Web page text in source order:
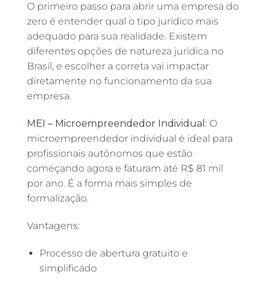
O primeiro passo para abrir uma empresa do
zero é entender qual o tipo jurídico mais
adequado para sua realidade. Existem
diferentes opções de natureza jurídica no
Brasil, e escolher a correta vai impactar
diretamente no funcionamento da sua
empresa.
MEI – Microempreendedor Individual: O
microempreendedor individual é ideal para
profissionais autônomos que estão
começando agora e faturam até R$ 81 mil
por ano. É a forma mais simples de
formalização.
Vantagens:
Processo de abertura gratuito e
simplificado